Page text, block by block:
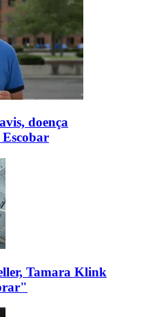
doença
Tamara Klink